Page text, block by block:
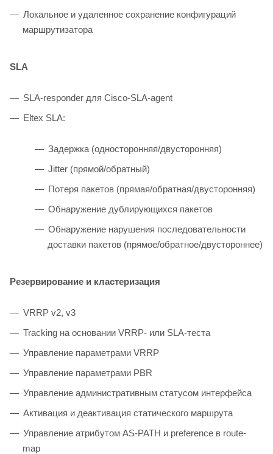
Локальное и удаленное сохранение конфигураций
маршрутизатора
SLA
SLA-responder для Cisco-SLA-agent
Eltex SLA:
Задержка (односторонняя/двусторонняя)
Jitter (прямой/обратный)
Потеря пакетов (прямая/обратная/двусторонняя)
Обнаружение дублирующихся пакетов
Обнаружение нарушения последовательности
доставки пакетов (прямое/обратноe/двустороннее)
Резервирование и кластеризация
VRRP v2, v3
Tracking на основании VRRP- или SLA-теста
Управление параметрами VRRP
Управление параметрами PBR
Управление административным статусом интерфейса
Активация и деактивация статического маршрута
Управление атрибутом AS-PATH и preference в route-
map